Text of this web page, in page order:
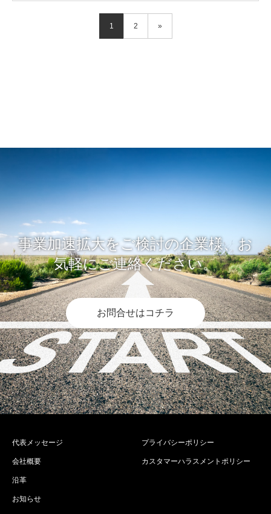
1 2 »
事業加速拡大をご検討の企業様、お
気軽にご連絡ください。
お問合せはコチラ
代表メッセージ
会社概要
沿革
お知らせ
プライバシーポリシー
カスタマーハラスメントポリシー